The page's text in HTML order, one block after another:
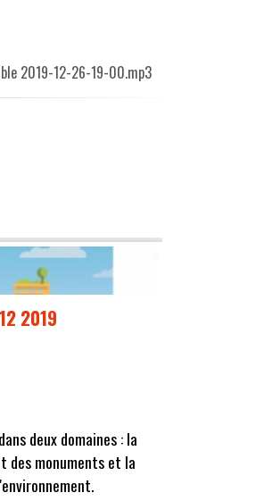
2019-12-26-19-00.mp3
2019
deux domaines : la
des monuments et la